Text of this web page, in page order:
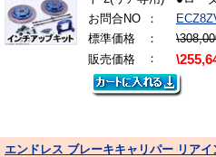
お問合NO
：
標準価格
：
販売価格
：
エンドレス ブレーキキャリパー リア